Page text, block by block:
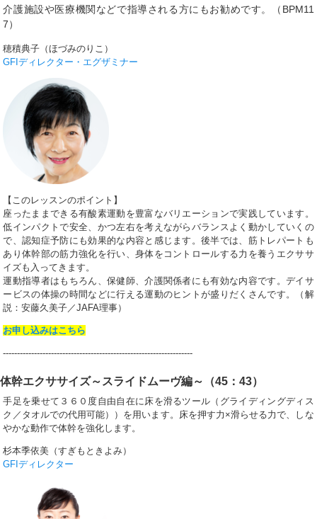
介護施設や医療機関などで指導される方にもお勧めです。（BPM11
7）
穂積典子（ほづみのりこ）
GFIディレクター・エグザミナー
【このレッスンのポイント】
座ったままできる有酸素運動を豊富なバリエーションで実践しています。
低インパクトで安全、かつ左右を考えながらバランスよく動かしていくの
で、認知症予防にも効果的な内容と感じます。後半では、筋トレパートも
あり体幹部の筋力強化を行い、身体をコントロールする力を養うエクササ
イズも入ってきます。
運動指導者はもちろん、保健師、介護関係者にも有効な内容です。デイサ
ービスの体操の時間などに行える運動のヒントが盛りだくさんです。（解
説：安藤久美子／JAFA理事）
お申し込みはこちら
-------------------------------------------------------------------
体幹エクササイズ～スライドムーヴ編～（45：43）
手足を乗せて３６０度自由自在に床を滑るツール（グライディングディス
ク／タオルでの代用可能））を用います。床を押す力×滑らせる力で、しな
やかな動作で体幹を強化します。
杉本季依美（すぎもときよみ）
GFIディレクター